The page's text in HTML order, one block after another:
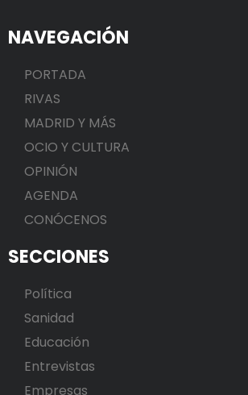
NAVEGACIÓN
PORTADA
RIVAS
MADRID Y MÁS
OCIO Y CULTURA
OPINIÓN
AGENDA
CONÓCENOS
SECCIONES
Política
Sanidad
Educación
Entrevistas
Empresas